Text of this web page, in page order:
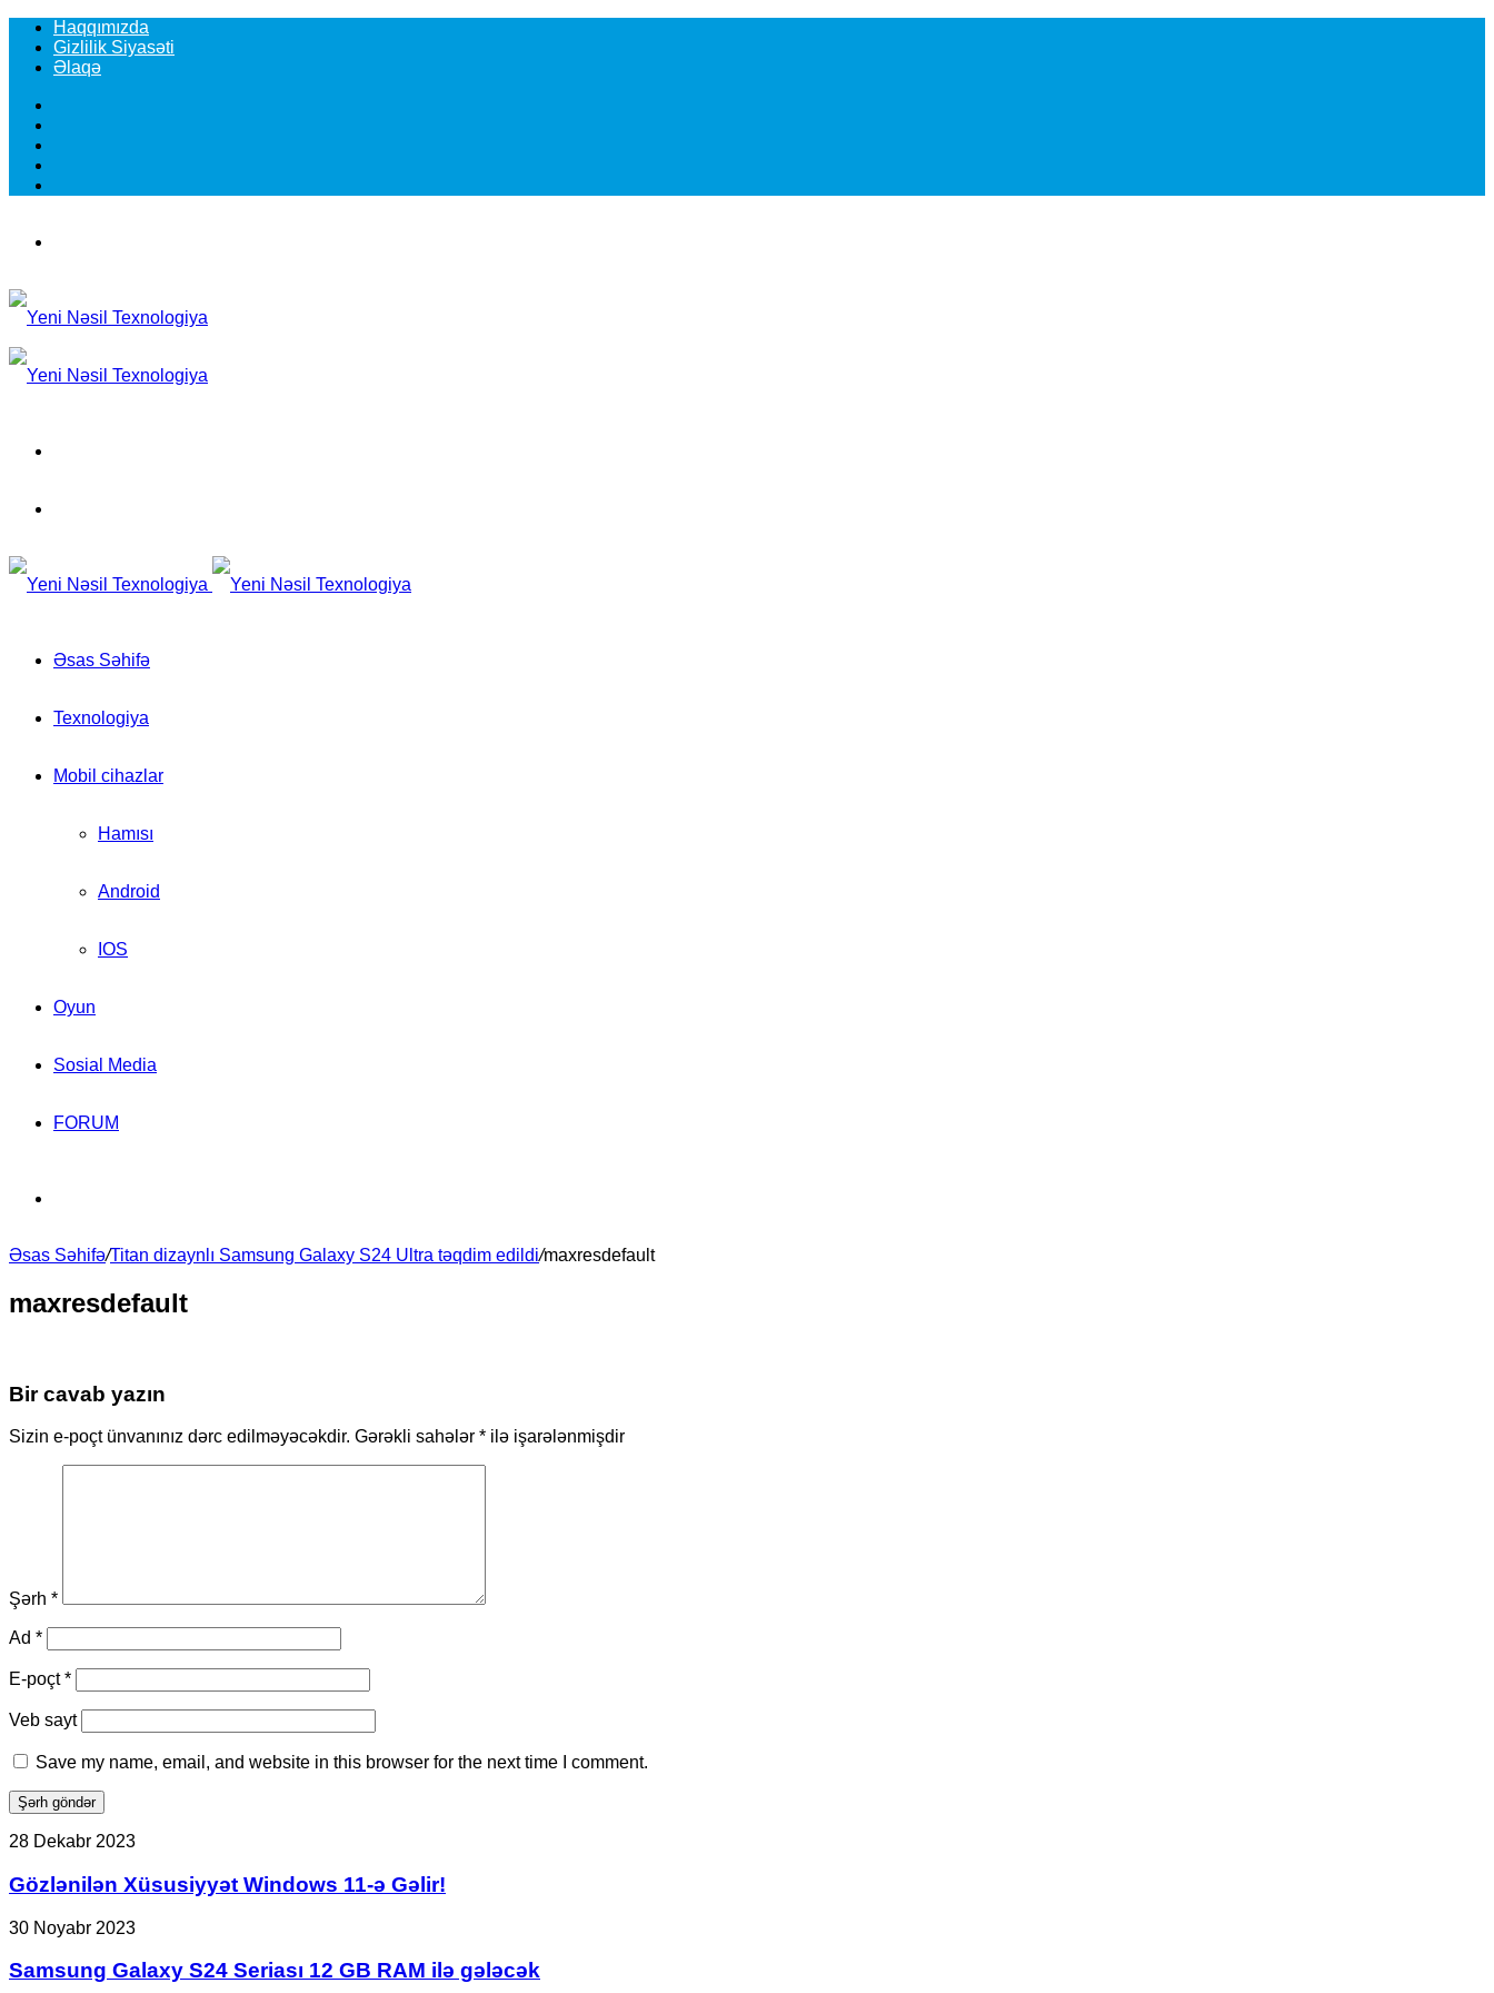
Haqqımızda
Gizlilik Siyasəti
Əlaqə
Əsas Səhifə
Texnologiya
Mobil cihazlar
Hamısı
Android
IOS
Oyun
Sosial Media
FORUM
for
Əsas Səhifə/Titan dizaynlı Samsung Galaxy S24 Ultra təqdim edildi/maxresdefault
maxresdefault
Bir cavab yazın
Sizin e-poçt ünvanınız dərc edilməyəcəkdir. Gərəkli sahələr * ilə işarələnmişdir
Şərh *
Ad *
E-poçt*
Veb sayt
Save my name, email, and website in this browser for the next time I comment.
Gözlənilən
Windows
11-
ə
Gəlir!
28 Dekabr 2023
Gözlənilən Xüsusiyyət Windows 11-ə Gəlir!
Samsung
S24
30 Noyabr 2023
Samsung Galaxy S24 Seriası 12 GB RAM ilə gələcək